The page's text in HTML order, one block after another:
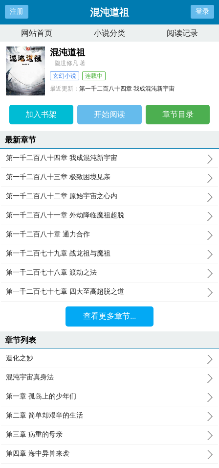
注册 混沌道祖 登录
网站首页 小说分类 阅读记录
混沌道祖
隐世修凡 著
玄幻小说
连载中
最近更新：第一千二百八十四章 我成混沌新宇宙
加入书架 开始阅读 章节目录
最新章节
第一千二百八十四章 我成混沌新宇宙
第一千二百八十三章 极致困境见亲
第一千二百八十二章 原始宇宙之心内
第一千二百八十一章 外劫降临魔祖超脱
第一千二百八十章 通力合作
第一千二百七十九章 战龙祖与魔祖
第一千二百七十八章 渡劫之法
第一千二百七十七章 四大至高超脱之道
查看更多章节...
章节列表
造化之妙
混沌宇宙真身法
第一章 孤岛上的少年们
第二章 简单却艰辛的生活
第三章 病重的母亲
第四章 海中异兽来袭